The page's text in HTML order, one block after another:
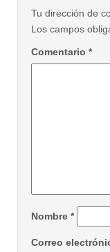
Tu dirección de
Los campos
Comentario *
Nombre *
Correo